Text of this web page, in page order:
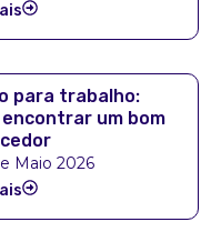
para trabalho:
encontrar um bom
Maio 2026